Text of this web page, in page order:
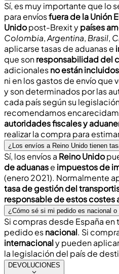
Sí, es muy importante que lo
para envíosfuera de la Unión
Unidopost-Brexit ypaíses
Colombia,Argentina, Brasil,
aplicarsetasas de aduanase
que sonresponsabilidad del
adicionalesno están incluidos
ni en los gastos de envío que
y son determinados por las
cada país según su
recomendamos
autoridades fiscales y
realizar la compra para
¿Los envíos a Reino Unido tienen
Sí, los envíos a Reino Unido
de aduanase impuestos de
(enero 2021). Normalmente
tasa de gestión del
responsable de estos costes
¿Cómo sé si mi pedido es nacional o
Si compras desde España en
pedido esnacional. Si
internacionaly pueden
la legislación del país de
DEVOLUCIONES